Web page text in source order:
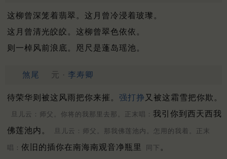
这柳曾深笼着翡翠。这月曾冷浸着玻瓈。
这月曾清光皎皎。这柳曾翠色依依。
则一棹风前浪底。咫尺是蓬岛瑶池。
煞尾 元 · 李寿卿
待荣华则被这风雨把你来摧。 强打挣 又被这霜雪把你欺。
旦儿云：师父。你将的我那里去那。正末唱： 我引你到西天西我
佛莲池内。
旦儿云：师父。那我佛莲池内。怎用的我着。正末
唱： 依旧的插你在南海南观音净瓶里 同下 。